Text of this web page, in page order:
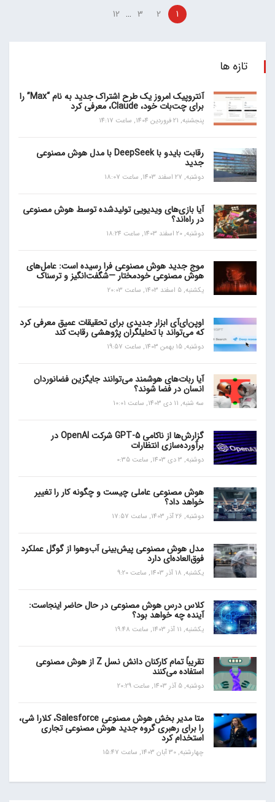
1
2
3
…
12
تازه ها
آنتروپیک امروز یک طرح اشتراک جدید به نام “Max” را
برای چت‌بات خود، Claude، معرفی کرد
پنجشنبه, 21 فروردین 1404, ساعت 14:17
رقابت بایدو با DeepSeek با مدل هوش مصنوعی
جدید
دوشنبه, 27 اسفند 1403, ساعت 18:07
آیا بازی‌های ویدیویی تولیدشده توسط هوش مصنوعی
در راه‌اند؟
دوشنبه, 20 اسفند 1403, ساعت 18:24
موج جدید هوش مصنوعی فرا رسیده است: عامل‌های
هوش مصنوعی خودمختار —شگفت‌انگیز و ترسناک
یکشنبه, 5 اسفند 1403, ساعت 20:03
اوپن‌ای‌آی ابزار جدیدی برای تحقیقات عمیق معرفی کرد
که می‌تواند با تحلیلگران پژوهشی رقابت کند
دوشنبه, 15 بهمن 1403, ساعت 19:57
آیا ربات‌های هوشمند می‌توانند جایگزین فضانوردان
انسان در فضا شوند؟
سه شنبه, 11 دی 1403, ساعت 10:01
گزارش‌ها از ناکامی GPT-5 شرکت OpenAI در
برآورده‌سازی انتظارات
دوشنبه, 3 دی 1403, ساعت 0:35
هوش مصنوعی عاملی چیست و چگونه کار را تغییر
خواهد داد؟
دوشنبه, 26 آذر 1403, ساعت 17:57
مدل هوش مصنوعی پیش‌بینی آب‌و‌هوا از گوگل عملکرد
فوق‌العاده‌ای دارد
یکشنبه, 18 آذر 1403, ساعت 9:20
کلاس درس هوش مصنوعی در حال حاضر اینجاست:
آینده چه خواهد بود؟
یکشنبه, 11 آذر 1403, ساعت 19:48
تقریباً تمام کارکنان دانش نسل Z از هوش مصنوعی
استفاده می‌کنند
دوشنبه, 5 آذر 1403, ساعت 20:29
متا مدیر بخش هوش مصنوعی Salesforce، کلارا شی،
را برای رهبری گروه جدید هوش مصنوعی تجاری
استخدام کرد
چهارشنبه, 30 آبان 1403, ساعت 15:47